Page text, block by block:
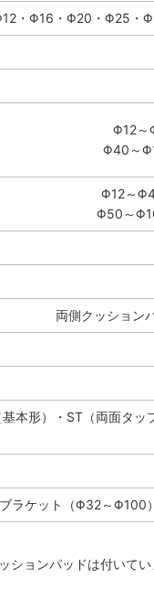
・Φ16・Φ20・Φ25・
Φ12～
Φ40～
Φ12～
Φ50～
両側クッション
基本形）・ST（両面タッ
ラケット（Φ32～Φ100
ションパッドは付い